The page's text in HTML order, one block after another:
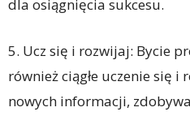
dla osiągnięcia sukcesu.
5. Ucz się i rozwijaj: Bycie
również ciągłe uczenie się i
nowych informacji,